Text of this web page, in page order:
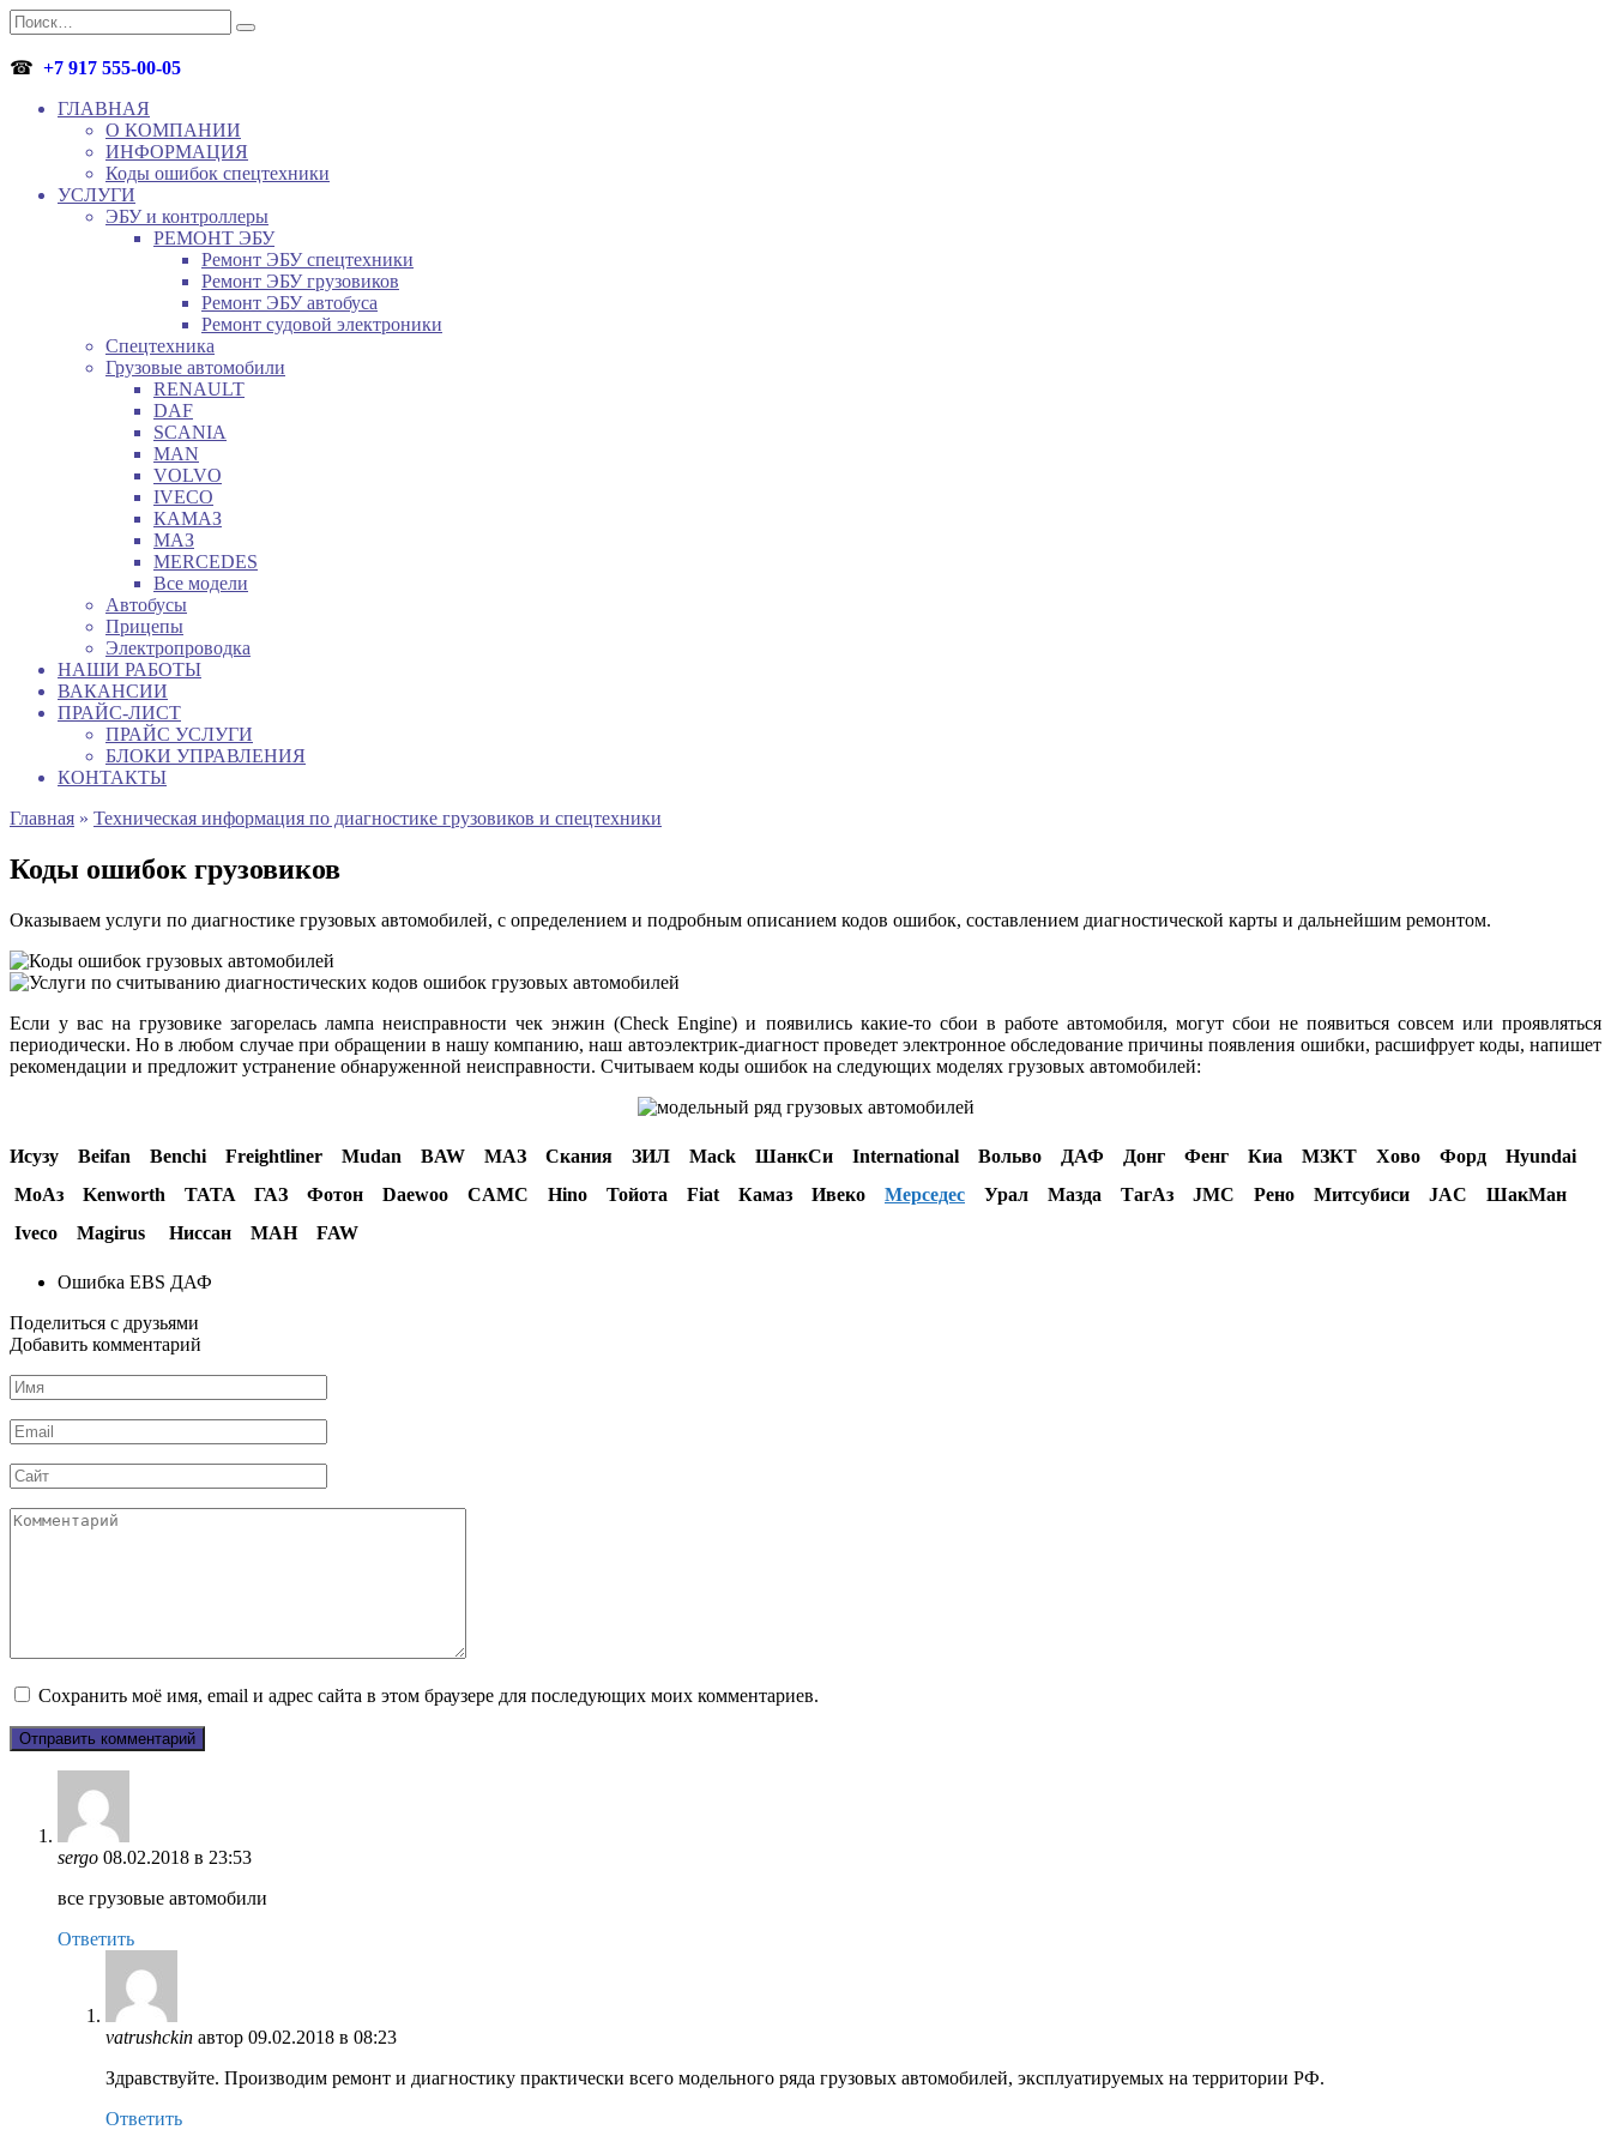
Перейти
к
содержанию
Search
for:
☎ +7 917 555-00-05
ГЛАВНАЯ
О КОМПАНИИ
ИНФОРМАЦИЯ
Коды ошибок спецтехники
УСЛУГИ
ЭБУ и контроллеры
РЕМОНТ ЭБУ
Ремонт ЭБУ спецтехники
Ремонт ЭБУ грузовиков
Ремонт ЭБУ автобуса
Ремонт судовой электроники
Спецтехника
Грузовые автомобили
RENAULT
DAF
SCANIA
MAN
VOLVO
IVECO
КАМАЗ
МАЗ
MERCEDES
Все модели
Автобусы
Прицепы
Электропроводка
НАШИ РАБОТЫ
ВАКАНСИИ
ПРАЙС-ЛИСТ
ПРАЙС УСЛУГИ
БЛОКИ УПРАВЛЕНИЯ
КОНТАКТЫ
Главная » Техническая информация по диагностике грузовиков и спецтехники
Коды ошибок грузовиков
Оказываем услуги по диагностике грузовых автомобилей, с определением и подробным описанием кодов ошибок, составлением диагностической карты и дальнейшим ремонтом.
Если у вас на грузовике загорелась лампа неисправности чек энжин (Check Engine) и появились какие-то сбои в работе автомобиля, могут сбои не появиться совсем или проявляться
периодически. Но в любом случае при обращении в нашу компанию, наш автоэлектрик-диагност проведет электронное обследование причины появления ошибки, расшифрует коды, напишет
рекомендации и предложит устранение обнаруженной неисправности. Считываем коды ошибок на следующих моделях грузовых автомобилей:
Исузу Beifan Benchi Freightliner Mudan BAW МАЗ Скания ЗИЛ Mack ШанкСи International Вольво ДАФ Донг Фенг Киа МЗКТ Хово Форд Hyundai
МоАз Kenworth TATA ГАЗ Фотон Daewoo CAMC Hino Тойота Fiat Камаз Ивеко Мерседес Урал Мазда ТагАз JMC Рено Митсубиси JAC ШакМан
Iveco Magirus Ниссан МАН FAW
Ошибка EBS ДАФ
Поделиться с друзьями
Добавить комментарий
Имя
*
Email
*
Сайт
Комментарий
Сохранить моё имя, email и адрес сайта в этом браузере для последующих моих комментариев.
sergo 08.02.2018 в 23:53
все грузовые автомобили
Ответить
vatrushckin автор 09.02.2018 в 08:23
Здравствуйте. Производим ремонт и диагностику практически всего модельного ряда грузовых автомобилей, эксплуатируемых на территории РФ.
Ответить